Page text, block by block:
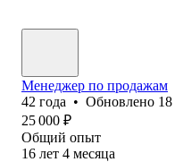
Менеджер по продажам
42 года • Обновлено
25 000 ₽
Общий опыт
16 лет 4 месяца